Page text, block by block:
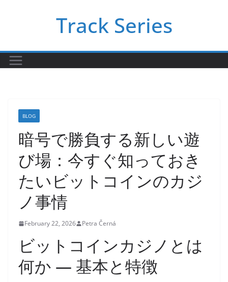
Track Series
BLOG
暗号で勝負する新しい遊
び場：今すぐ知っておき
たいビットコインのカジ
ノ事情
February 22, 2026 Petra Černá
ビットコインカジノとは
何か — 基本と特徴